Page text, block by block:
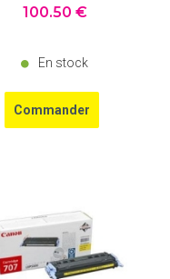
100.50 €
En stock